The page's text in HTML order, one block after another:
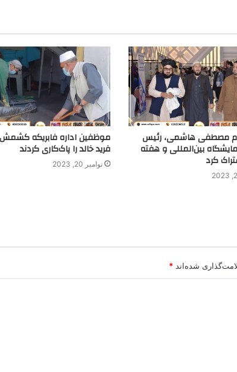
مصطفی هاشمی، رئیس
بین‌المللی و هفته
کرد
موظفین اداره فابریکه
فرید خالد را پاک‌کاری کردند
نوامبر 20, 2023
شده‌اند *